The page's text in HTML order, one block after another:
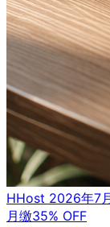
HHost 2026年7
月缴35% OFF